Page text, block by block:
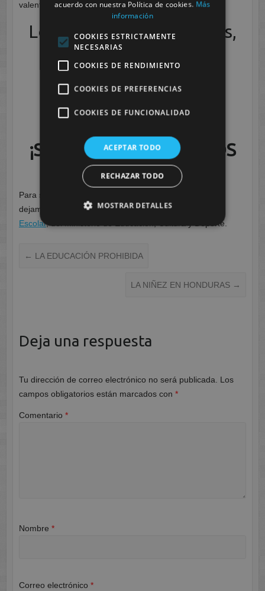
valentía.
Los Integradores Sociales,
desde CESUR MURCIA,
decimos
¡NO AL MALTRATO Y
ACOSO ESCOLAR!
¡SÍ A EDUCAR DESDE LOS
INICIOS!
Para saber más sobre el acoso escolar, aquí os
dejamos
Enlaces de interés relacionados con el Acoso
Escolar, del Ministerio de Educación, Cultura y Deporte.
← LA EDUCACIÓN PROHIBIDA
LA NIÑEZ EN HONDURAS →
Deja una respuesta
Tu dirección de correo electrónico no será publicada. Los
campos obligatorios están marcados con *
Comentario *
Nombre *
Correo electrónico *
acuerdo con nuestra Política de cookies. Más
información
COOKIES ESTRICTAMENTE
NECESARIAS
COOKIES DE RENDIMIENTO
COOKIES DE PREFERENCIAS
COOKIES DE FUNCIONALIDAD
ACEPTAR TODO
RECHAZAR TODO
MOSTRAR DETALLES